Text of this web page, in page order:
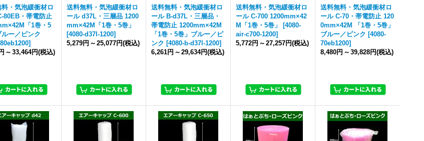
・気泡緩衝材ロ
80EB・帯電防止
「1巻・5
ー／ピンク
]
～ 33,464円(税込)
送料無料・気泡緩衝材ロ
ール d37L・三層品 1200
mm×42M「1巻・5巻」
[4080-d37l-1200]
5,279円 ～ 25,077円(税込)
送料無料・気泡緩衝材ロ
ール B-d37L・三層品・
帯電防止 1200mm×42M
「1巻・5巻」ブルー／ピ
ンク [4080-b-d37l-1200]
6,261円 ～ 29,634円(税込)
送料無料・気泡緩衝材ロ
ール C-700 1200mm×42
M「1巻・5巻」
[4080-
air-c700-1200]
5,772円 ～ 27,257円(税込)
送料無料・気泡緩衝材ロ
ール C-70・帯電防止 120
0mm×42M 「1巻・5巻」
ブルー／ピンク [4080-
70eb1200]
8,480円 ～ 39,828円(税込)